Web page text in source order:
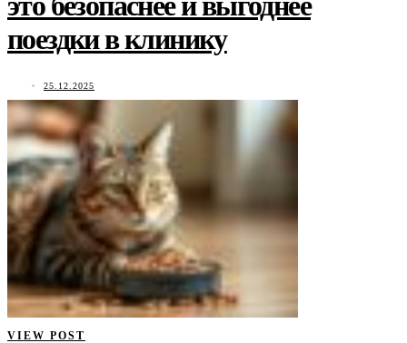
поездки в клинику
25.12.2025
VIEW POST